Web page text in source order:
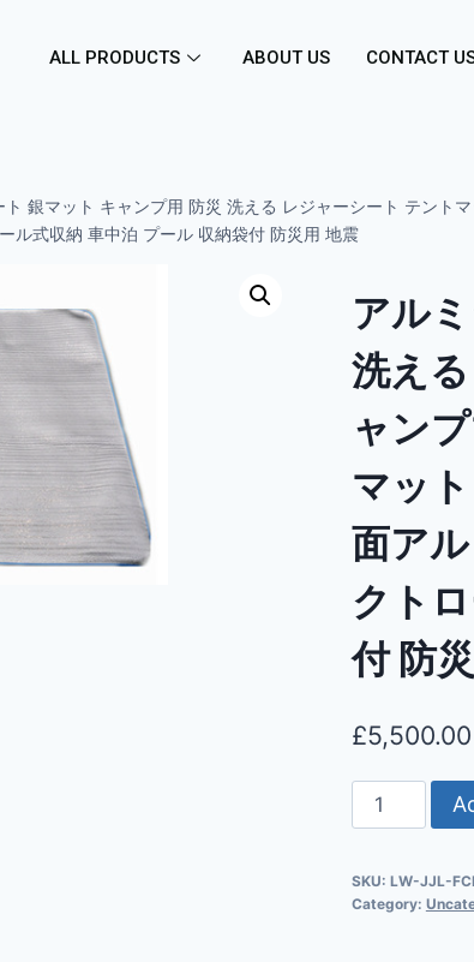
ALL PRODUCTS ABOUT US CONTACT
ト 銀マット キャンプ用 防災 洗える レジャーシート テント
ル式収納 車中泊 プール 収納袋付 防災用 地震
アル
洗え
ャン
マッ
面ア
クト
付 防
£5,500.00
SKU: LW-JJL-
Category: